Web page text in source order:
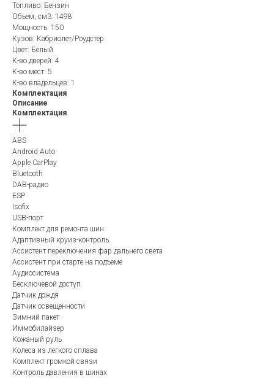
Топливо: Бензин
Объем, см3: 1498
Мощность: 150
Кузов: Кабриолет/Роудстер
Цвет: Белый
К-во дверей: 4
К-во мест: 5
К-во владельцев: 1
Комплектация
Описание
Комплектация
ABS
Android Auto
Apple CarPlay
Bluetooth
DAB-радио
ESP
Isofix
USB-порт
Комплект для ремонта шин
Адаптивный круиз-контроль
Ассистент переключения фар дальнего света
Ассистент при старте на подъеме
Аудиосистема
Бесключевой доступ
Датчик дождя
Датчик освещенности
Зимний пакет
Иммобилайзер
Кожаный руль
Колеса из легкого сплава
Комплект громкой связи
Контроль давления в шинах